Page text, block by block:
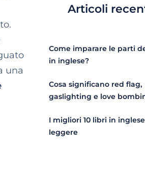
una
Articoli
Come imparare le parti
in inglese?
Cosa significano red flag,
gaslighting e love
I migliori 10 libri in
leggere